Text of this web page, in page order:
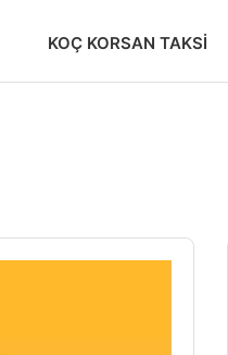
KOÇ KORSAN TAKSI